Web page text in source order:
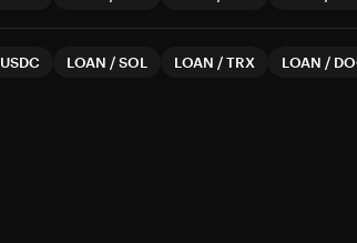
USDC LOAN /SOL LOAN /TRX LOAN /